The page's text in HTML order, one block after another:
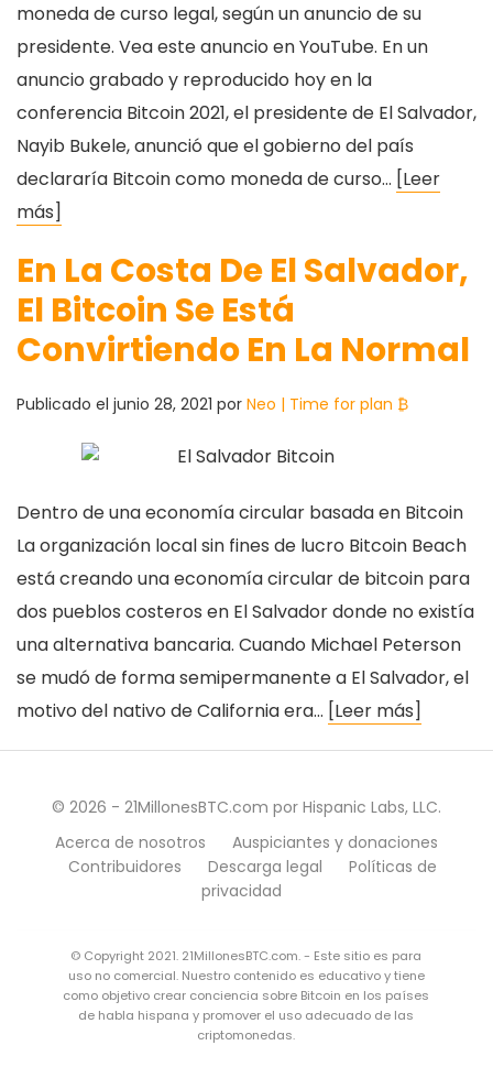
moneda de curso legal, según un anuncio de su
presidente. Vea este anuncio en YouTube. En un
anuncio grabado y reproducido hoy en la
conferencia Bitcoin 2021, el presidente de El Salvador,
Nayib Bukele, anunció que el gobierno del país
declararía Bitcoin como moneda de curso… [Leer
más]
En La Costa De El Salvador,
El Bitcoin Se Está
Convirtiendo En La Normal
Publicado el junio 28, 2021 por Neo | Time for plan ₿
Dentro de una economía circular basada en Bitcoin
La organización local sin fines de lucro Bitcoin Beach
está creando una economía circular de bitcoin para
dos pueblos costeros en El Salvador donde no existía
una alternativa bancaria. Cuando Michael Peterson
se mudó de forma semipermanente a El Salvador, el
motivo del nativo de California era… [Leer más]
© 2026 - 21MillonesBTC.com por Hispanic Labs, LLC.
Acerca de nosotros
Auspiciantes y donaciones
Contribuidores
Descarga legal
Políticas de
privacidad
© Copyright 2021. 21MillonesBTC.com. - Este sitio es para
uso no comercial. Nuestro contenido es educativo y tiene
como objetivo crear conciencia sobre Bitcoin en los países
de habla hispana y promover el uso adecuado de las
criptomonedas.